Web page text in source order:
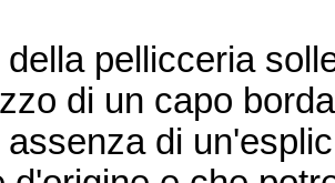
pellicceria
di un capo
di